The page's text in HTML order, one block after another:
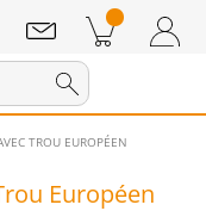
TROU EUROPÉEN
Européen